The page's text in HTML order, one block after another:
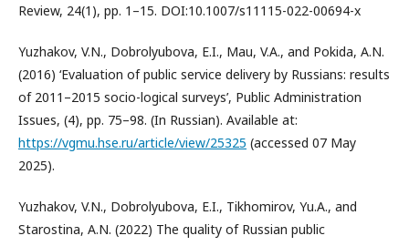
Review, 24(1), pp. 1–15. DOI:10.1007/s11115-022-00694-x
Yuzhakov, V.N., Dobrolyubova, E.I., Mau, V.A., and Pokida, A.N.
(2016) ‘Evaluation of public service delivery by Russians: results
of 2011–2015 socio-logical surveys’, Public Administration
Issues, (4), pp. 75–98. (In Russian). Available at:
https://vgmu.hse.ru/article/view/25325 (accessed 07 May
2025).
Yuzhakov, V.N., Dobrolyubova, E.I., Tikhomirov, Yu.A., and
Starostina, A.N. (2022) The quality of Russian public